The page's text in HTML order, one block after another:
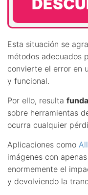
Esta situación se
métodos adecuados
convierte el error en
y funcional.
Por ello, resulta
sobre herramientas
ocurra cualquier
Aplicaciones como
imágenes con
enormemente el
y devolviendo la